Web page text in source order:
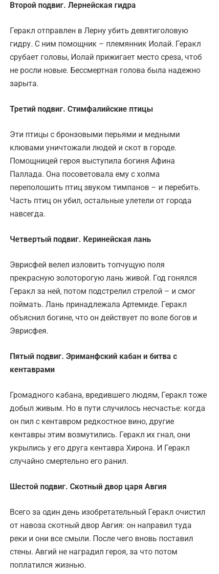
Второй подвиг. Лернейская гидра
Геракл отправлен в Лерну убить девятиголовую
гидру. С ним помощник – племянник Иолай. Геракл
срубает головы, Иолай прижигает место среза, чтоб
не росли новые. Бессмертная голова была надежно
зарыта.
Третий подвиг. Стимфалийские птицы
Эти птицы с бронзовыми перьями и медными
клювами уничтожали людей и скот в городе.
Помощницей героя выступила богиня Афина
Паллада. Она посоветовала ему с холма
переполошить птиц звуком тимпанов – и перебить.
Часть птиц он убил, остальные улетели от города
навсегда.
Четвертый подвиг. Керинейская лань
Эврисфей велел изловить топчущую поля
прекрасную золоторогую лань живой. Год гонялся
Геракл за ней, потом подстрелил стрелой – и смог
поймать. Лань принадлежала Артемиде. Геракл
объяснил богине, что он действует по воле богов и
Эврисфея.
Пятый подвиг. Эриманфский кабан и битва с
кентаврами
Громадного кабана, вредившего людям, Геракл тоже
добыл живым. Но в пути случилось несчастье: когда
он пил с кентавром редкостное вино, другие
кентавры этим возмутились. Геракл их гнал, они
укрылись у его друга кентавра Хирона. И Геракл
случайно смертельно его ранил.
Шестой подвиг. Скотный двор царя Авгия
Всего за один день изобретательный Геракл очистил
от навоза скотный двор Авгия: он направил туда
реки и они все смыли. После чего вновь поставил
стены. Авгий не наградил героя, за что потом
поплатился жизнью.